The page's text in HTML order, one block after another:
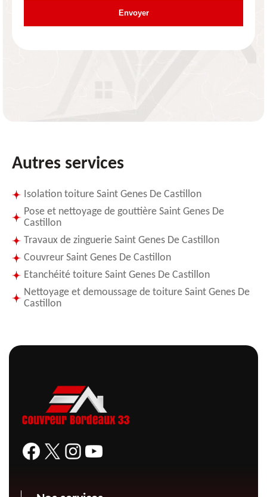
Autres services
Isolation toiture Saint Genes De Castillon
Pose et nettoyage de gouttière Saint Genes De
Castillon
Travaux de zinguerie Saint Genes De Castillon
Couvreur Saint Genes De Castillon
Etanchéité toiture Saint Genes De Castillon
Nettoyage et demoussage de toiture Saint Genes De
Castillon